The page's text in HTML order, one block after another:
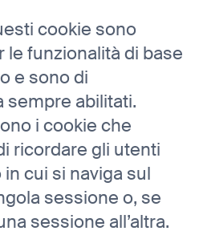
cookie sono
le funzionalità di base
e sono di
sempre abilitati.
i cookie che
ricordare gli utenti
cui si naviga sul
sessione o, se
sessione all’altra.